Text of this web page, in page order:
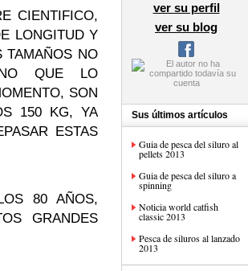
CIENTIFICO,
LONGITUD Y
TAMAÑOS NO
QUE LO
SON
150 KG, YA
ESTAS
80 AÑOS,
GRANDES
ver su perfil
ver su blog
Sus últimos artículos
Guia de pesca del siluro al
pellets 2013
Guia de pesca del siluro a
spinning
Noticia world catfish
classic 2013
Pesca de siluros al lanzado
2013